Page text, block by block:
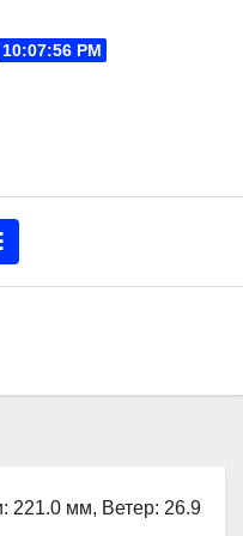
10:07:57 PM
221.0 мм, Ветер: 26.9